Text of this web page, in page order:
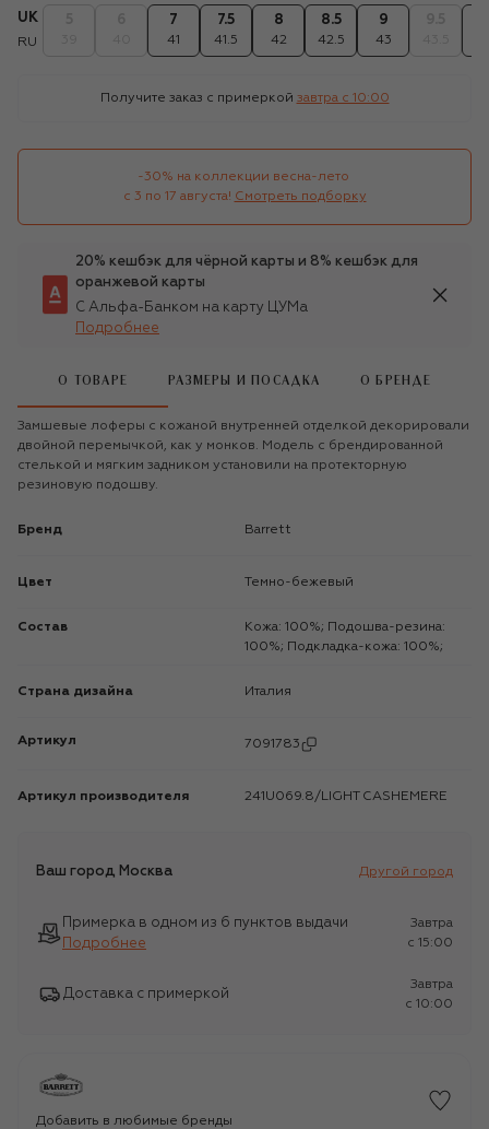
UK
RU
7
41
7.5
41.5
8
42
8.5
42.5
9
43
Получите заказ с примеркой завтра c 10:00
-30% на коллекции весна-лето
с 3 по 17 августа! Смотреть подборку
20% кешбэк для чёрной карты и 8% кешбэк для
оранжевой карты
С Альфа-Банком на карту ЦУМа
Подробнее
О ТОВАРЕ РАЗМЕРЫ И ПОСАДКА О БРЕНДЕ
Замшевые лоферы с кожаной внутренней отделкой декорировали
двойной перемычкой, как у монков. Модель с брендированной
стелькой и мягким задником установили на протекторную
резиновую подошву.
Бренд Barrett
Цвет Темно-бежевый
Состав
Кожа: 100%; Подошва-резина:
100%; Подкладка-кожа: 100%;
Страна дизайна Италия
Артикул 7091783
Артикул производителя 241U069.8/LIGHT CASHEMERE
Ваш город Москва Другой город
Примерка в одном из 6 пунктов выдачи
Подробнее
Завтра
c 15:00
Доставка с примеркой
Завтра
c 10:00
Добавить в любимые бренды